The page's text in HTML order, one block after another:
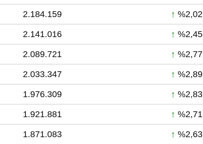
2.184.159 ↑ %2,02
2.141.016 ↑ %2,45
2.089.721 ↑ %2,77
2.033.347 ↑ %2,89
1.976.309 ↑ %2,83
1.921.881 ↑ %2,71
1.871.083 ↑ %2,63